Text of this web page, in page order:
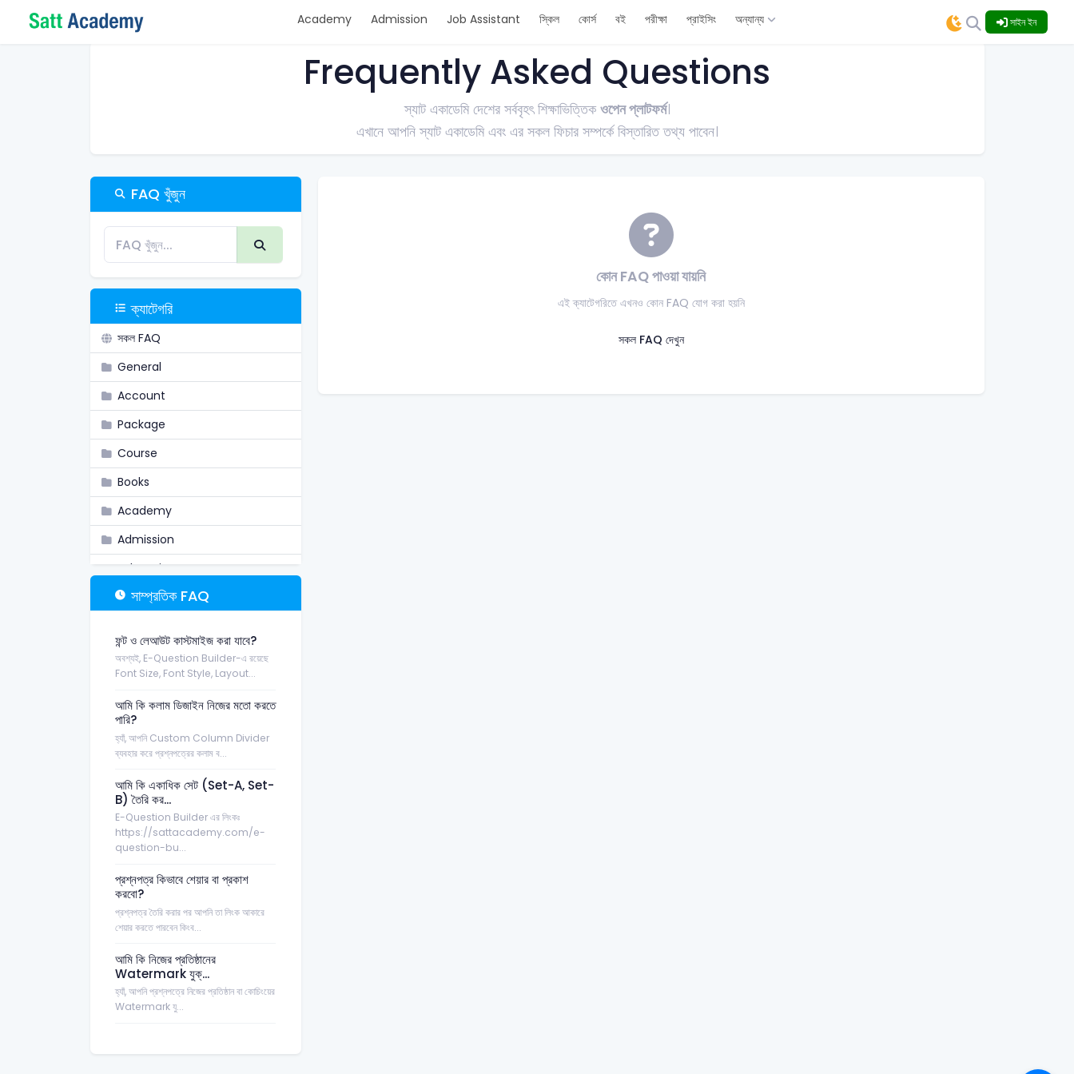
Academy Admission Job Assistant স্কিল কোর্স বই পরীক্ষা প্রাইসিং অন্যান্য সাইন ইন
Frequently Asked Questions
স্যাট একাডেমি দেশের সর্ববৃহৎ শিক্ষাভিত্তিক ওপেন প্লাটফর্ম।
এখানে আপনি স্যাট একাডেমি এবং এর সকল ফিচার সম্পর্কে বিস্তারিত তথ্য পাবেন।
FAQ খুঁজুন
ক্যাটেগরি
সকল FAQ
General
Account
Package
Course
Books
Academy
Admission
Job Assistant
Skill
Career
Dynamic Print
Blog
Favourite
Hand Notes
Referral
Resume
Deposit
Withdraw
Business Books
Business Courses
Business Promotions
সাম্প্রতিক FAQ
ফন্ট ও লেআউট কাস্টমাইজ করা যাবে?
অবশ্যই, E-Question Builder-এ রয়েছে
Font Size, Font Style, Layout...
আমি কি কলাম ডিজাইন নিজের মতো করতে
পারি?
হ্যাঁ, আপনি Custom Column Divider
ব্যবহার করে প্রশ্নপত্রের কলাম ব...
আমি কি একাধিক সেট (Set-A, Set-
B) তৈরি কর...
E-Question Builder এর লিংকঃ
https://sattacademy.com/e-
question-bu...
প্রশ্নপত্র কিভাবে শেয়ার বা প্রকাশ
করবো?
প্রশ্নপত্র তৈরি করার পর আপনি তা লিংক আকারে
শেয়ার করতে পারবেন কিংব...
আমি কি নিজের প্রতিষ্ঠানের
Watermark যুক্...
হ্যাঁ, আপনি প্রশ্নপত্রে নিজের প্রতিষ্ঠান বা কোচিংয়ের
Watermark যু...
কোন FAQ পাওয়া যায়নি
এই ক্যাটেগরিতে এখনও কোন FAQ যোগ করা হয়নি
সকল FAQ দেখুন